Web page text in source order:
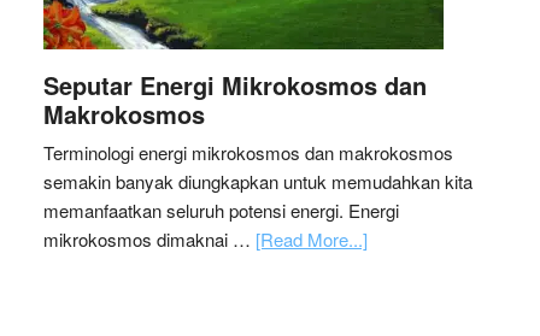
Seputar Energi Mikrokosmos dan
Makrokosmos
Terminologi energi mikrokosmos dan makrokosmos
semakin banyak diungkapkan untuk memudahkan kita
memanfaatkan seluruh potensi energi. Energi
mikrokosmos dimaknai … [Read More...]